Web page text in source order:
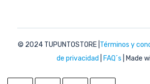
© 2024 TUPUNTOSTORE Términos y
de privacidad
FAQ´s | Made